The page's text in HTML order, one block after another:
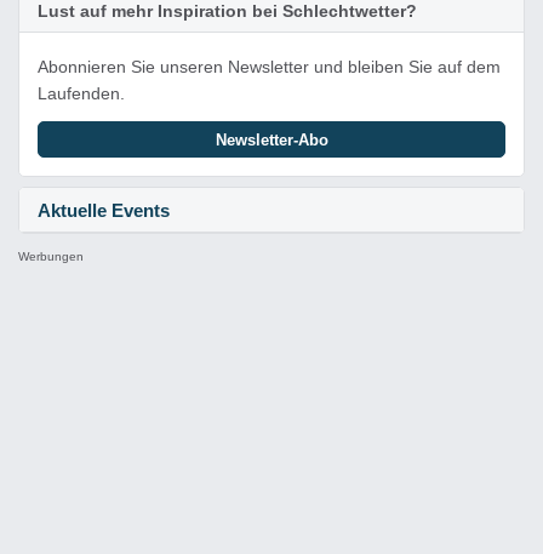
Aktuelle Events
Lust auf mehr Inspiration bei Schlechtwetter?
Abonnieren Sie unseren Newsletter und bleiben Sie auf dem
Laufenden.
Newsletter-Abo
Werbungen